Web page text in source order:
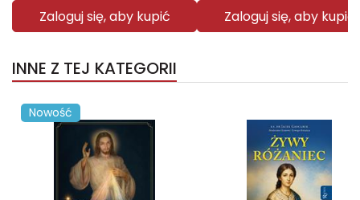
Zaloguj się, aby kupić Zaloguj się, aby kupić
INNE Z TEJ KATEGORII
Nowość